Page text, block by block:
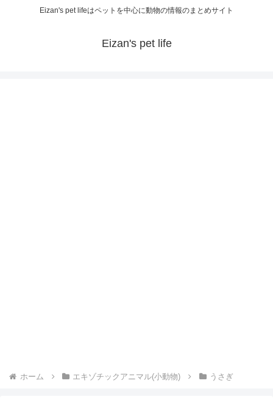
Eizan's pet lifeはペットを中心に動物の情報のまとめサイト
Eizan's pet life
ホーム エキゾチックアニマル(小動物) うさぎ